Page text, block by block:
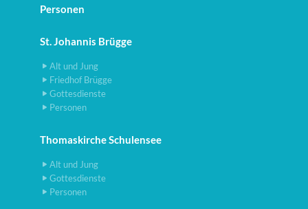
Personen
St. Johannis Brügge
Alt und Jung
Friedhof Brügge
Gottesdienste
Personen
Thomaskirche Schulensee
Alt und Jung
Gottesdienste
Personen